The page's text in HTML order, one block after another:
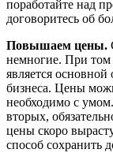
поработайте над
договоритесь об
Повышаем цены.
немногие. При том
является
бизнеса. Цены
необходимо с
вторых,
цены скоро
способ сохранить